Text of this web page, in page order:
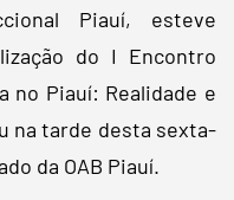
Piauí, esteve
do I Encontro
no Piauí: Realidade e
na tarde desta sexta-
da OAB Piauí.